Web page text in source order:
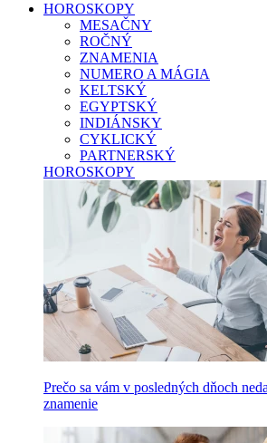
HOROSKOPY
MESAČNY
ROČNÝ
ZNAMENIA
NUMERO A MÁGIA
KELTSKÝ
EGYPTSKÝ
INDIÁNSKY
CYKLICKÝ
PARTNERSKÝ
HOROSKOPY
Prečo sa vám v posledných dňoch
znamenie